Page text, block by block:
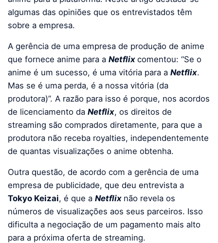
algumas das opiniões que os entrevistados têm
sobre a empresa.
A gerência de uma empresa de produção de anime
que fornece anime para a Netflix comentou: “Se o
anime é um sucesso, é uma vitória para a Netflix.
Mas se é uma perda, é a nossa vitória (da
produtora)”. A razão para isso é porque, nos acordos
de licenciamento da Netflix, os direitos de
streaming são comprados diretamente, para que a
produtora não receba royalties, independentemente
de quantas visualizações o anime obtenha.
Outra questão, de acordo com a gerência de uma
empresa de publicidade, que deu entrevista a
Tokyo Keizai, é que a Netflix não revela os
números de visualizações aos seus parceiros. Isso
dificulta a negociação de um pagamento mais alto
para a próxima oferta de streaming.